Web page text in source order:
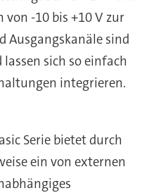
-10 bis +10 V zur
Ausgangskanäle sind
sich so einfach
integrieren.
Serie bietet durch
ein von externen